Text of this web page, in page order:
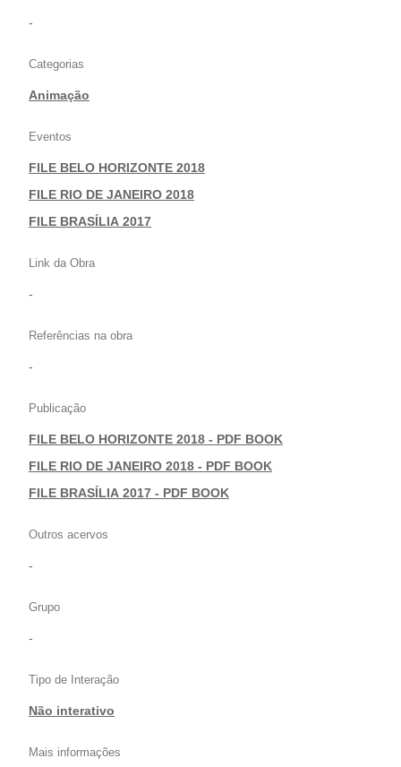
-
Categorias
Animação
Eventos
FILE BELO HORIZONTE 2018
|FILE RIO DE JANEIRO 2018
|FILE BRASÍLIA 2017
Link da Obra
-
Referências na obra
-
Publicação
FILE BELO HORIZONTE 2018 - PDF BOOK
|FILE RIO DE JANEIRO 2018 - PDF BOOK
|FILE BRASÍLIA 2017 - PDF BOOK
Outros acervos
-
Grupo
-
Tipo de Interação
Não interativo
Mais informações